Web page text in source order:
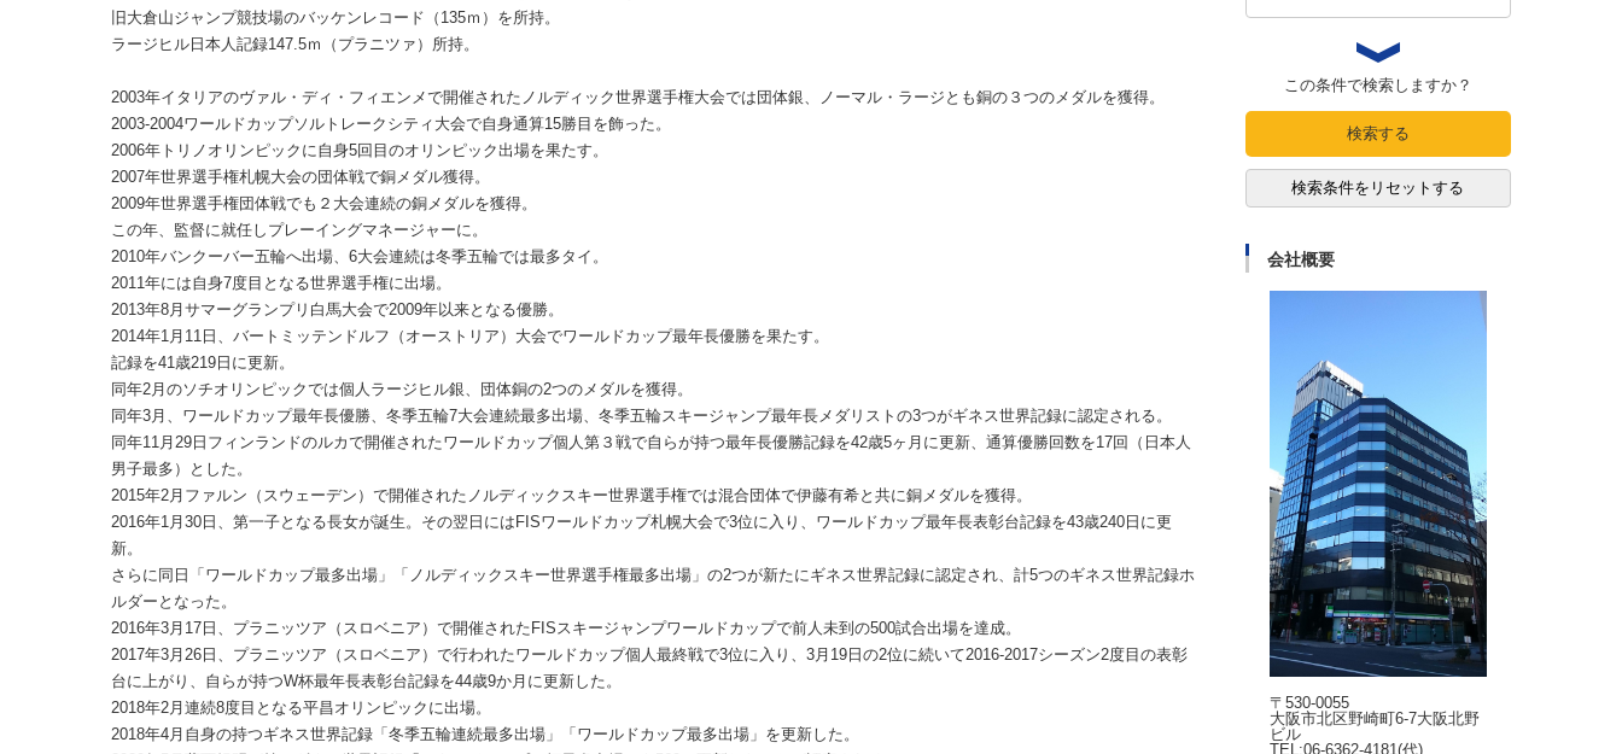
旧大倉山ジャンプ競技場のバッケンレコード（135ｍ）を所持。
ラージヒル日本人記録147.5ｍ（プラニツァ）所持。
2003年イタリアのヴァル・ディ・フィエンメで開催されたノルディック世界選手権大会では団体銀、ノーマル・ラージとも銅の３つのメダルを獲得。
2003-2004ワールドカップソルトレークシティ大会で自身通算15勝目を飾った。
2006年トリノオリンピックに自身5回目のオリンピック出場を果たす。
2007年世界選手権札幌大会の団体戦で銅メダル獲得。
2009年世界選手権団体戦でも２大会連続の銅メダルを獲得。
この年、監督に就任しプレーイングマネージャーに。
2010年バンクーバー五輪へ出場、6大会連続は冬季五輪では最多タイ。
2011年には自身7度目となる世界選手権に出場。
2013年8月サマーグランプリ白馬大会で2009年以来となる優勝。
2014年1月11日、バートミッテンドルフ（オーストリア）大会でワールドカップ最年長優勝を果たす。
記録を41歳219日に更新。
同年2月のソチオリンピックでは個人ラージヒル銀、団体銅の2つのメダルを獲得。
同年3月、ワールドカップ最年長優勝、冬季五輪7大会連続最多出場、冬季五輪スキージャンプ最年長メダリストの3つがギネス世界記録に認定される。
同年11月29日フィンランドのルカで開催されたワールドカップ個人第３戦で自らが持つ最年長優勝記録を42歳5ヶ月に更新、通算優勝回数を17回（日本人
男子最多）とした。
2015年2月ファルン（スウェーデン）で開催されたノルディックスキー世界選手権では混合団体で伊藤有希と共に銅メダルを獲得。
2016年1月30日、第一子となる長女が誕生。その翌日にはFISワールドカップ札幌大会で3位に入り、ワールドカップ最年長表彰台記録を43歳240日に更
新。
さらに同日「ワールドカップ最多出場」「ノルディックスキー世界選手権最多出場」の2つが新たにギネス世界記録に認定され、計5つのギネス世界記録ホ
ルダーとなった。
2016年3月17日、プラニッツア（スロベニア）で開催されたFISスキージャンプワールドカップで前人未到の500試合出場を達成。
2017年3月26日、プラニッツア（スロベニア）で行われたワールドカップ個人最終戦で3位に入り、3月19日の2位に続いて2016-2017シーズン2度目の表彰
台に上がり、自らが持つW杯最年長表彰台記録を44歳9か月に更新した。
2018年2月連続8度目となる平昌オリンピックに出場。
2018年4月自身の持つギネス世界記録「冬季五輪連続最多出場」「ワールドカップ最多出場」を更新した。
この条件で検索しますか？
検索する
検索条件をリセットする
会社概要
〒530-0055
大阪市北区野崎町6-7大阪北野
ビル
TEL:06-6362-4181(代)